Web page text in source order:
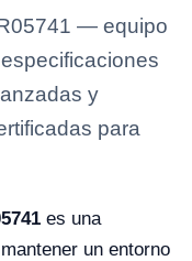
— equipo
y
para
es una
un entorno